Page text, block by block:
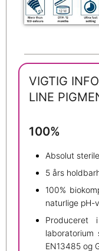
VIGTIG
LINE
100%
Absolut
5 års
100%
naturlige
laboratorium
EN13485 og